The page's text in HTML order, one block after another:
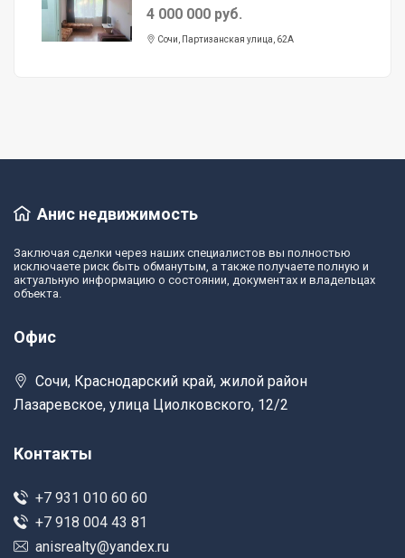
4 000 000 руб.
Сочи, Партизанская улица, 62А
Анис недвижимость
Заключая сделки через наших специалистов вы полностью
исключаете риск быть обманутым, а также получаете полную и
актуальную информацию о состоянии, документах и владельцах
объекта.
Офис
Сочи, Краснодарский край, жилой район
Лазаревское, улица Циолковского, 12/2
Контакты
+7 931 010 60 60
+7 918 004 43 81
anisrealty@yandex.ru